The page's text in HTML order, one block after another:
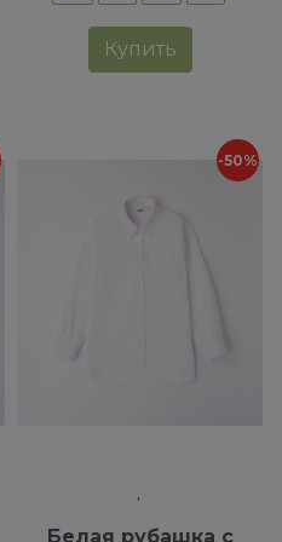
Купить
-50%
Белая рубашка с